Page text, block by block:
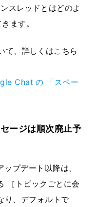
スレッドとはどのよ
ます。
、詳しくはこちら
Chat の 「スペー
ージは順次廃止予
プデート以降は、
［トピックごとに会
り、デフォルトで